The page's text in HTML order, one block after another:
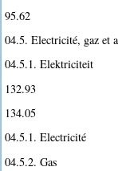
95.62
04.5. Electricité, gaz et
04.5.1. Elektriciteit
132.93
134.05
04.5.1. Electricité
04.5.2. Gas